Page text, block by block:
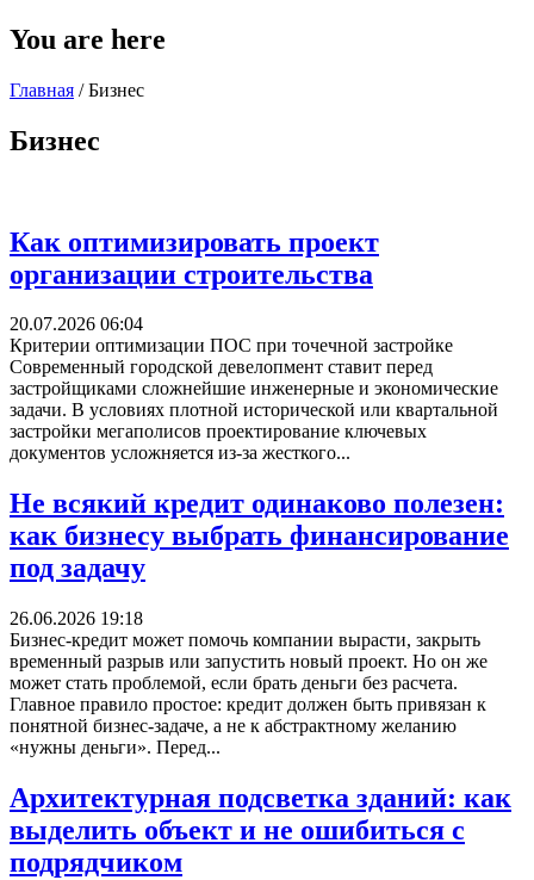
You are here
Главная / Бизнес
Бизнес
Как оптимизировать проект
организации строительства
20.07.2026 06:04
Критерии оптимизации ПОС при точечной застройке
Современный городской девелопмент ставит перед
застройщиками сложнейшие инженерные и экономические
задачи. В условиях плотной исторической или квартальной
застройки мегаполисов проектирование ключевых
документов усложняется из-за жесткого...
Не всякий кредит одинаково полезен:
как бизнесу выбрать финансирование
под задачу
26.06.2026 19:18
Бизнес-кредит может помочь компании вырасти, закрыть
временный разрыв или запустить новый проект. Но он же
может стать проблемой, если брать деньги без расчета.
Главное правило простое: кредит должен быть привязан к
понятной бизнес-задаче, а не к абстрактному желанию
«нужны деньги». Перед...
Архитектурная подсветка зданий: как
выделить объект и не ошибиться с
подрядчиком